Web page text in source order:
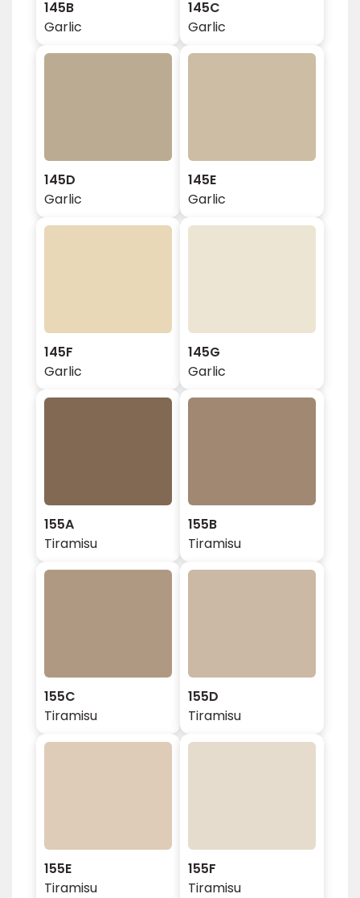
145B
Garlic
145C
Garlic
145D
Garlic
145E
Garlic
145F
Garlic
145G
Garlic
155A
Tiramisu
155B
Tiramisu
155C
Tiramisu
155D
Tiramisu
155E
Tiramisu
155F
Tiramisu